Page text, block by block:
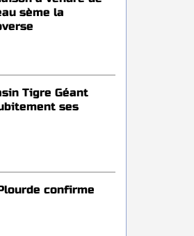
sème la
Tigre Géant
ses
confirme